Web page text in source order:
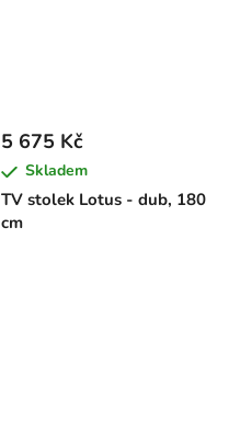
TV stolek Lotus - dub, 180
cm
5 675 Kč
Skladem